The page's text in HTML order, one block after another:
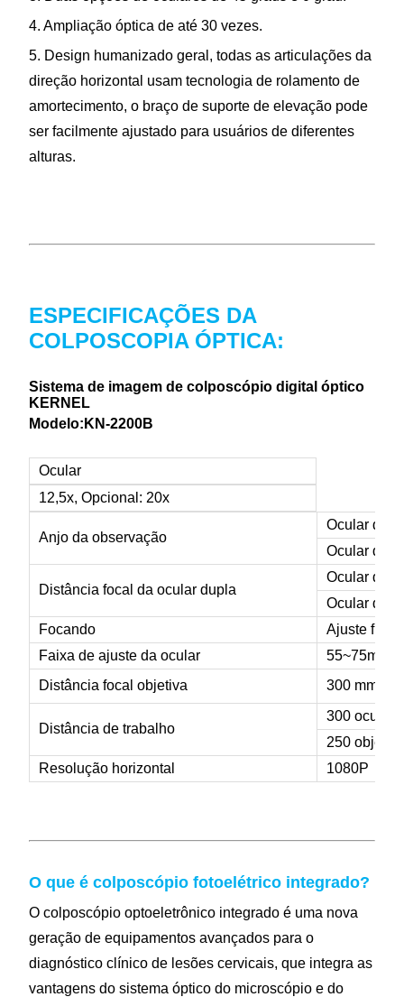
4. Ampliação óptica de até 30 vezes.
5. Design humanizado geral, todas as articulações da
direção horizontal usam tecnologia de rolamento de
amortecimento, o braço de suporte de elevação pode
ser facilmente ajustado para usuários de diferentes
alturas.
ESPECIFICAÇÕES DA
COLPOSCOPIA ÓPTICA:
Sistema de imagem de colposcópio digital óptico
KERNEL
Modelo:KN-2200B
Ocular
12,5x, Opcional: 20x
Anjo da observação
Ocular de
Ocular de
Distância focal da ocular dupla
Ocular de
Ocular de
Focando
Ajuste fino,
Faixa de ajuste da ocular
55~75mm
Distância focal objetiva
300 mm,
Distância de trabalho
300 ocular:
250
Resolução horizontal
1080P
O que é colposcópio fotoelétrico integrado?
O colposcópio optoeletrônico integrado é uma nova
geração de equipamentos avançados para o
diagnóstico clínico de lesões cervicais, que integra as
vantagens do sistema óptico do microscópio e do